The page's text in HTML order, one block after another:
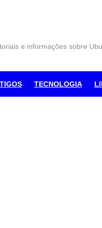
e informações sobre
TECNOLOGIA